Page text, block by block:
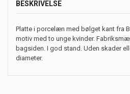
BESKRIVELSE
Platte i porcelæn med bølget kant fra
motiv med to unge kvinder.
bagsiden. I god stand. Uden skader
diameter.